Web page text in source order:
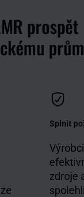
prospět
Splnit
zdroje